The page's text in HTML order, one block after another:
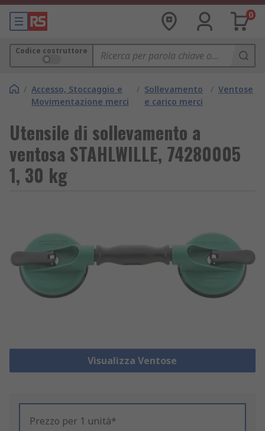
0
Codice costruttore
/ Accesso, Stoccaggio e
Movimentazione merci
/ Sollevamento
e carico merci
/ Ventose
Utensile di sollevamento a
ventosa STAHLWILLE, 74280005
1, 30 kg
Visualizza Ventose
Prezzo per 1 unità*